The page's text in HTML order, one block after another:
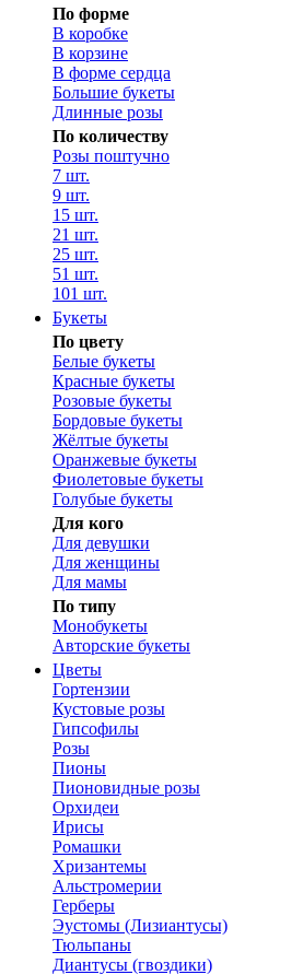
По форме
В коробке
В корзине
В форме сердца
Большие букеты
Длинные розы
По количеству
Розы поштучно
7 шт.
9 шт.
15 шт.
21 шт.
25 шт.
51 шт.
101 шт.
Букеты
По цвету
Белые букеты
Красные букеты
Розовые букеты
Бордовые букеты
Жёлтые букеты
Оранжевые букеты
Фиолетовые букеты
Голубые букеты
Для кого
Для девушки
Для женщины
Для мамы
По типу
Монобукеты
Авторские букеты
Цветы
Гортензии
Кустовые розы
Гипсофилы
Розы
Пионы
Пионовидные розы
Орхидеи
Ирисы
Ромашки
Хризантемы
Альстромерии
Герберы
Эустомы (Лизиантусы)
Тюльпаны
Диантусы (гвоздики)